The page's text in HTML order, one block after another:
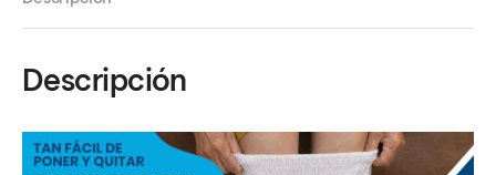
Descripción